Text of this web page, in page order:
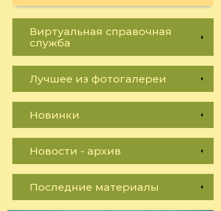
Виртуальная справочная
служба
Лучшее из фотогалереи
Новинки
Новости - архив
Последние материалы